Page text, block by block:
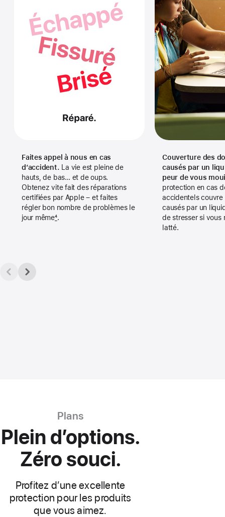
Faites appel à nous en cas
d’accident. La vie est pleine de
hauts, de bas… et de oups.
Obtenez vite fait des réparations
certifiées par Apple – et faites
régler bon nombre de problèmes le
jour même4.
Couverture des
causés par un
peur de vous
protection en cas
accidentels couvre
causés par un
de stresser si vous
latté.
Plans
Plein d’options.
Zéro souci.
Profitez d’une excellente
protection pour les produits
que vous aimez.